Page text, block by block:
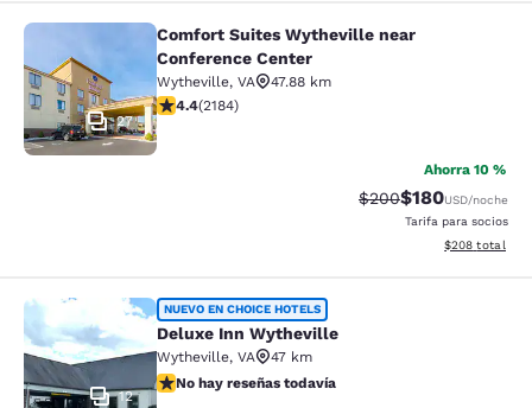
Comfort Suites Wytheville near
27
Comfort Suites Wytheville near
Conference Center
Wytheville, VA
47.88 km
calificación de 4.41 estrellas. Excelente. 2184 reseñas
4.4(2184)
Ahorra 10 %
Precio tachado:
$200Precio con
$180USD/noche
Tarifa para socios
Ver detalles
$208 total
Deluxe Inn Wytheville
12
NUEVO EN CHOICE HOTELS
Deluxe Inn Wytheville
Wytheville, VA
47 km
No hay reseñas todavía
No hay reseñas todavía